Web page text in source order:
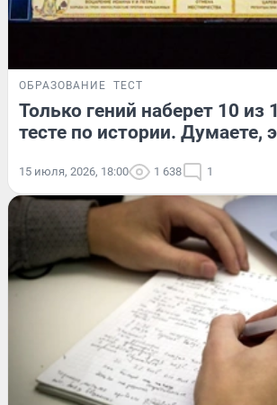
ОБРАЗОВАНИЕ ТЕСТ
Только гений наберет 10 из
тесте по истории. Думаете,
15 июля, 2026, 18:00 1 638 1